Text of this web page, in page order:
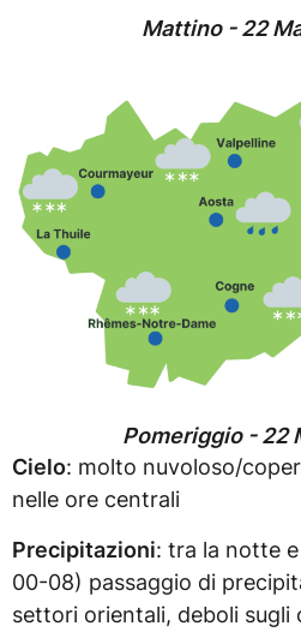
Mattino - 22
Pomeriggio - 22
Cielo: molto nuvoloso/
nelle ore centrali
Precipitazioni: tra la notte
00-08) passaggio di
settori orientali, deboli sugli